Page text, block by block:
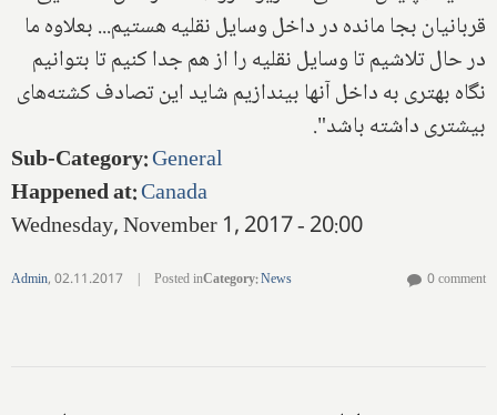
قربانیان بجا مانده در داخل وسایل نقلیه هستیم... بعلاوه ما
در حال تلاشیم تا وسایل نقلیه را از هم جدا کنیم تا بتوانیم
نگاه بهتری به داخل آنها بیندازیم شاید این تصادف کشته‌های
بیشتری داشته باشد".
Sub-Category:General
Happened at:Canada
Wednesday, November 1, 2017 - 20:00
Admin,02.11.2017 | Posted inCategory:News 0 comment